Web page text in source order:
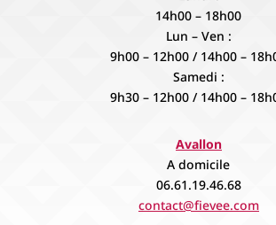
14h00 – 18h00
Lun – Ven :
9h00 – 12h00 / 14h00 –
Samedi :
9h30 – 12h00 / 14h00 –
Avallon
A domicile
06.61.19.46.68
contact@fievee.com